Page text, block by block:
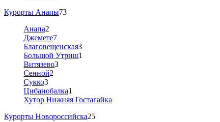
Курорты Анапы73
Анапа2
Джемете7
Благовещенская3
Большой Утриш1
Витязево3
Сенной2
Сукко3
Цибанобалка1
Хутор Нижняя Гостагайка
Курорты Новороссийска25